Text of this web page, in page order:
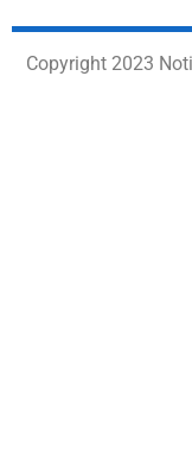
Copyright 2023